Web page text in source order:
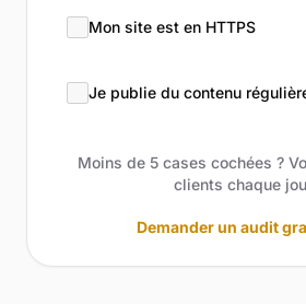
Mon site est en HTTPS
Je publie du contenu
Moins de 5 cases cochées ?
clients chaque
Demander un audit